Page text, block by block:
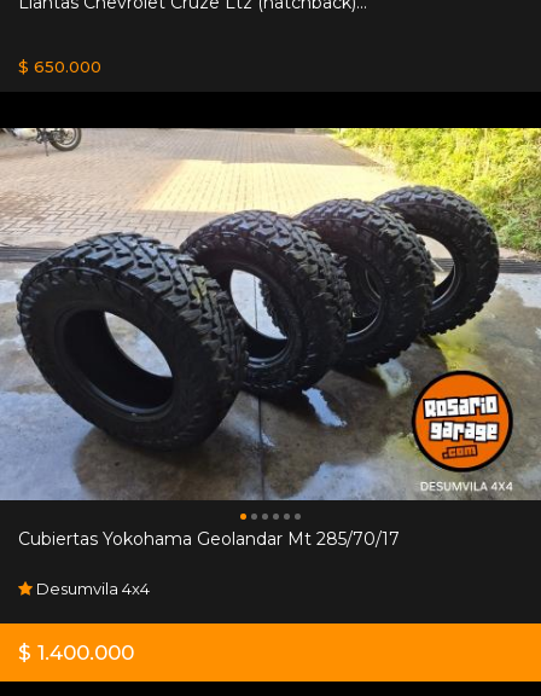
$ 650.000
Cubiertas Yokohama Geolandar Mt 285/70/17
Desumvila 4x4
$ 1.400.000